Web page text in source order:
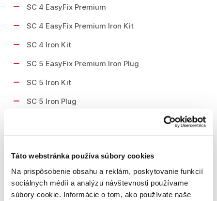
Táto webstránka používa súbory cookies
Na prispôsobenie obsahu a reklám, poskytovanie funkcií
sociálnych médií a analýzu návštevnosti používame
súbory cookie. Informácie o tom, ako používate naše
SC 4 EasyFix Premium
SC 4 EasyFix Premium Iron Kit
SC 4 Iron Kit
SC 5 EasyFix Premium Iron Plug
SC 5 Iron Kit
SC 5 Iron Plug
SI 4 EasyFix Premium Iron Kit
Oblasti využitia